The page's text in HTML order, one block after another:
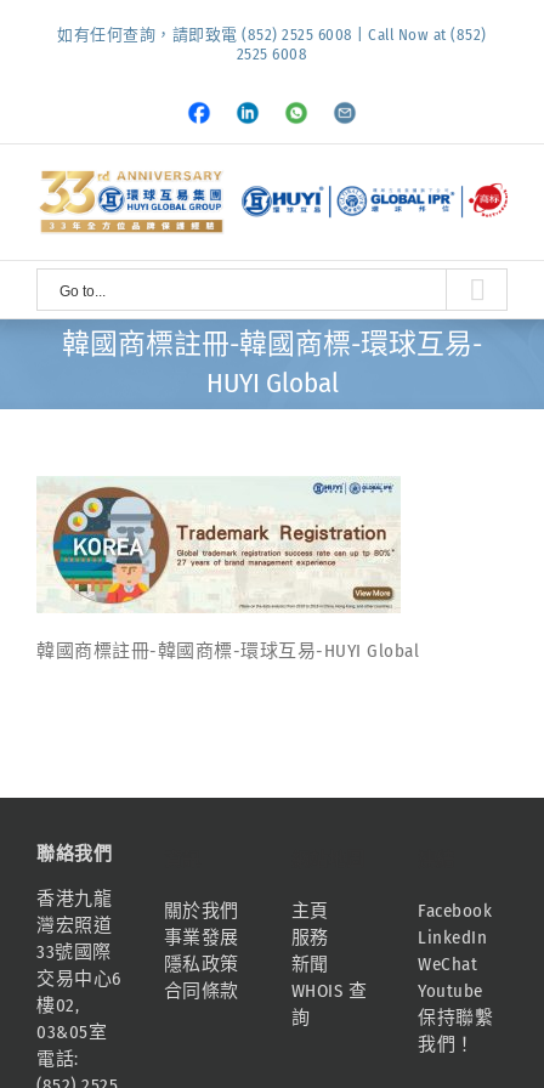
如有任何查詢，請即致電 (852) 2525 6008 | Call Now at (852)
2525 6008
Facebook
LinkedInWhatsapp
Email
Go to...
韓國商標註冊-韓國商標-環球互易-
HUYI Global
韓國商標註冊-韓國商標-環球互易-HUYI Global
聯絡我們
香港九龍
灣宏照道
33號國際
交易中心6
樓02,
03&05室
電話:
關於我們
事業發展
隱私政策
合同條款
主頁
服務
新聞
WHOIS 查
詢
Facebook
LinkedIn
WeChat
Youtube
保持聯繫
我們！